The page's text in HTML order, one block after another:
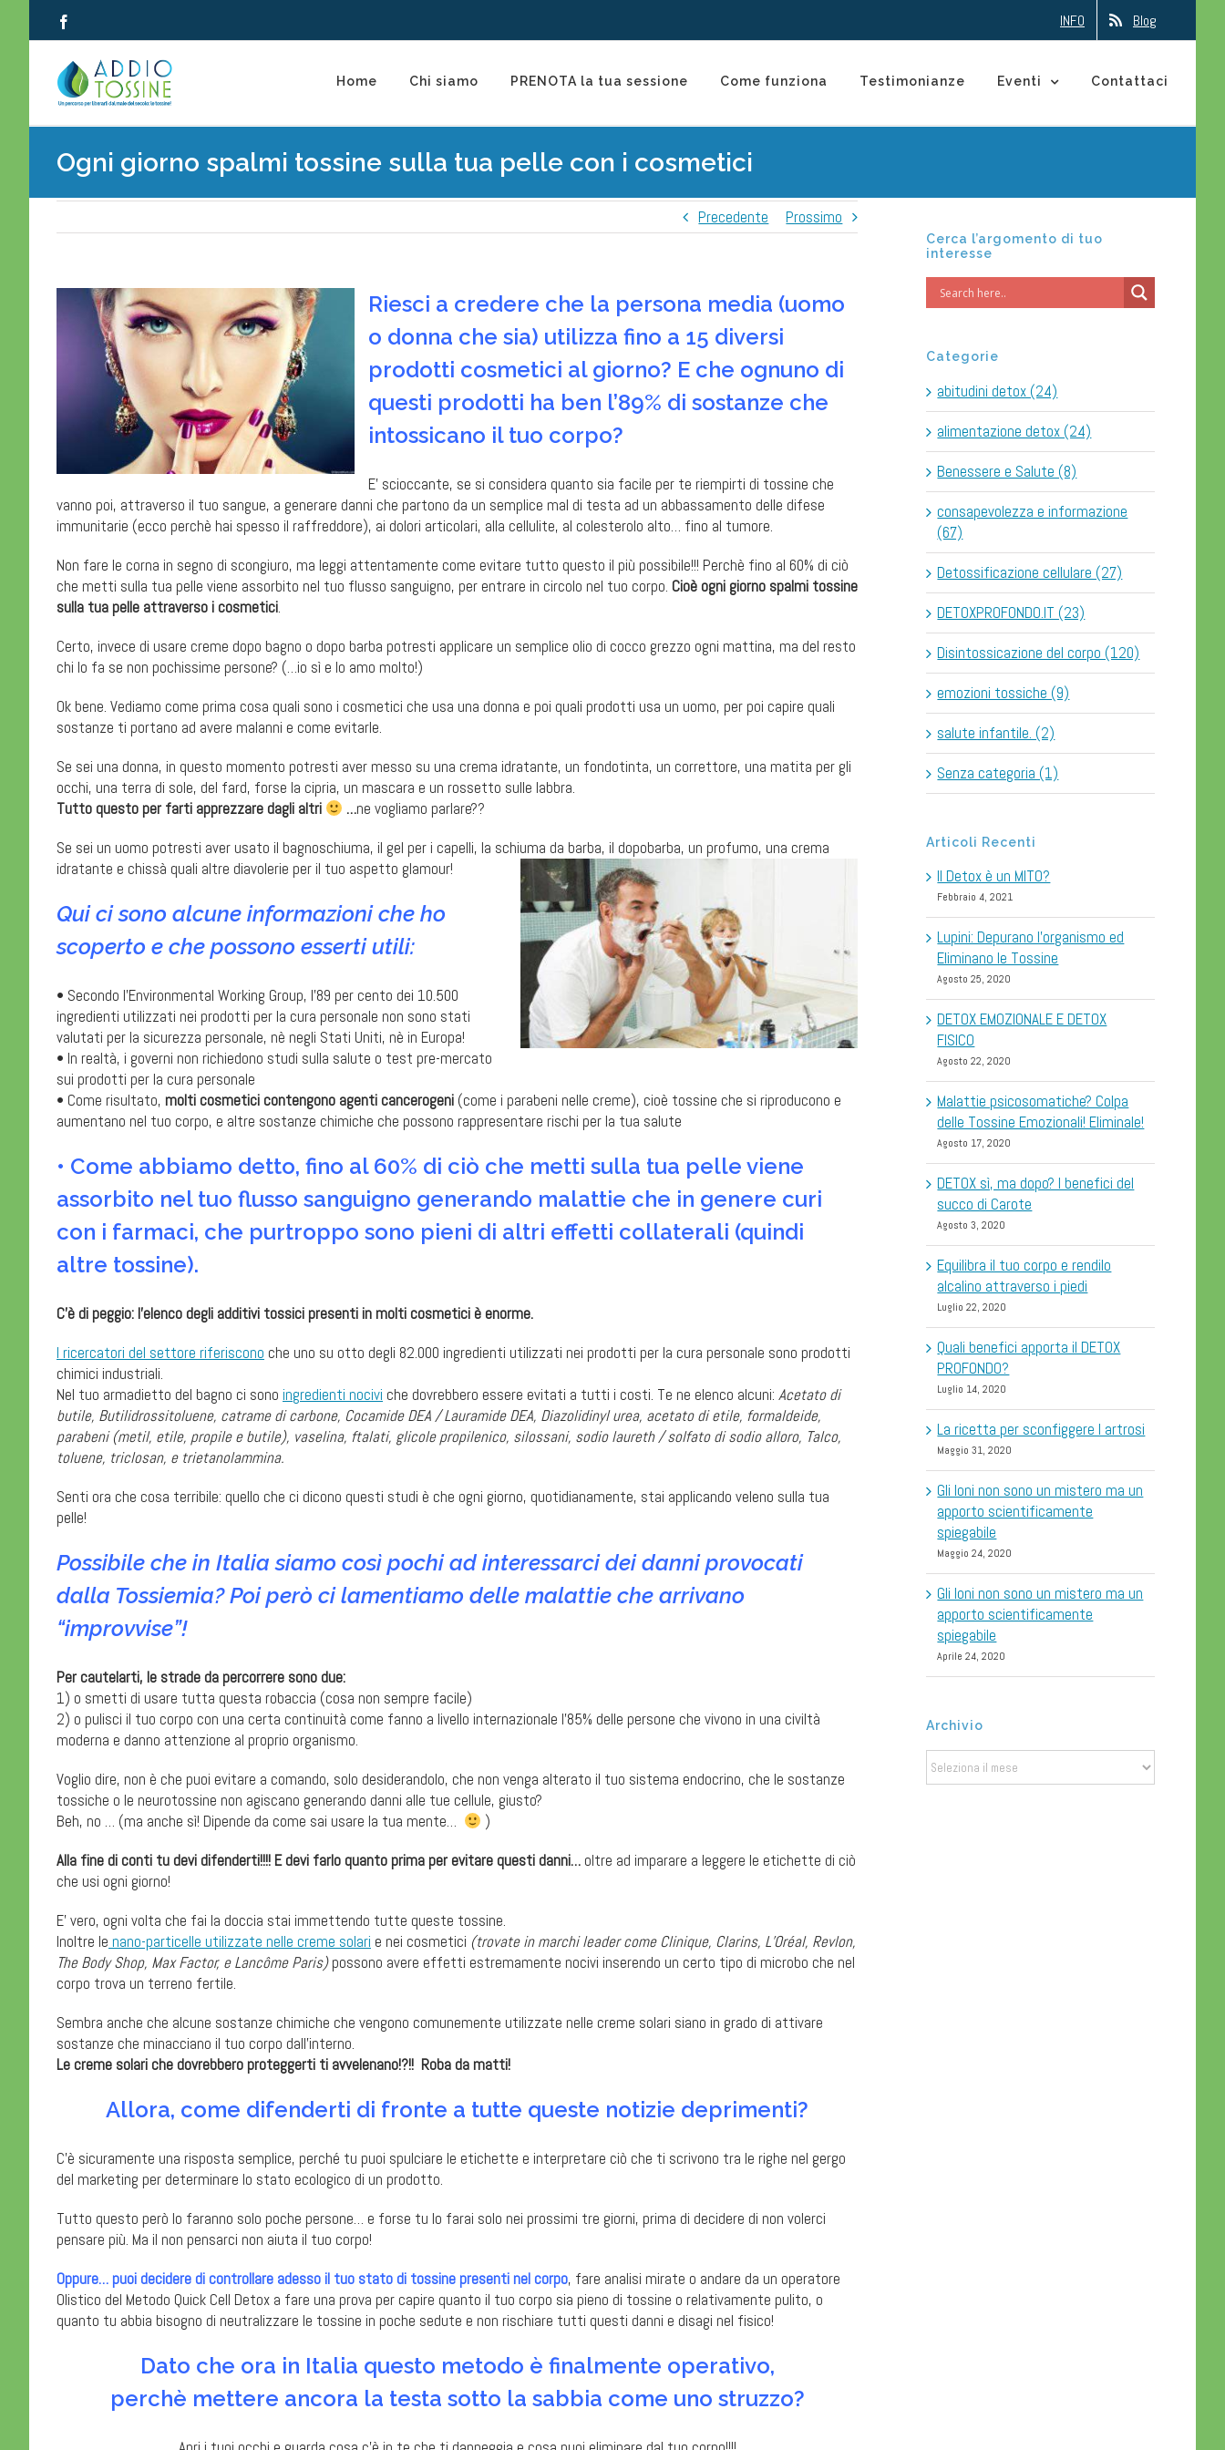
INFO Blog
Home Chi siamo PRENOTA la tua sessione Come funziona Testimonianze Eventi Contattaci
Ogni giorno spalmi tossine sulla tua pelle con i cosmetici
Precedente Prossimo
Riesci a credere che la persona media (uomo
o donna che sia) utilizza fino a 15 diversi
prodotti cosmetici al giorno? E che ognuno di
questi prodotti ha ben l’89% di sostanze che
intossicano il tuo corpo?
E’ scioccante, se si considera quanto sia facile per te riempirti di tossine che
vanno poi, attraverso il tuo sangue, a generare danni che partono da un semplice mal di testa ad un abbassamento delle difese
immunitarie (ecco perchè hai spesso il raffreddore), ai dolori articolari, alla cellulite, al colesterolo alto… fino al tumore.
Non fare le corna in segno di scongiuro, ma leggi attentamente come evitare tutto questo il più possibile!!! Perchè fino al 60% di ciò
che metti sulla tua pelle viene assorbito nel tuo flusso sanguigno, per entrare in circolo nel tuo corpo. Cioè ogni giorno spalmi tossine
sulla tua pelle attraverso i cosmetici.
Certo, invece di usare creme dopo bagno o dopo barba potresti applicare un semplice olio di cocco grezzo ogni mattina, ma del resto
chi lo fa se non pochissime persone? (…io sì e lo amo molto!)
Ok bene. Vediamo come prima cosa quali sono i cosmetici che usa una donna e poi quali prodotti usa un uomo, per poi capire quali
sostanze ti portano ad avere malanni e come evitarle.
Se sei una donna, in questo momento potresti aver messo su una crema idratante, un fondotinta, un correttore, una matita per gli
occhi, una terra di sole, del fard, forse la cipria, un mascara e un rossetto sulle labbra.
Tutto questo per farti apprezzare dagli altri
…ne vogliamo parlare??
Se sei un uomo potresti aver usato il bagnoschiuma, il gel per i capelli, la schiuma da barba, il dopobarba, un profumo, una crema
idratante e chissà quali altre diavolerie per il tuo aspetto glamour!
Qui ci sono alcune informazioni che ho
scoperto e che possono esserti utili:
• Secondo l’Environmental Working Group, l’89 per cento dei 10.500
ingredienti utilizzati nei prodotti per la cura personale non sono stati
valutati per la sicurezza personale, nè negli Stati Uniti, nè in Europa!
• In realtà, i governi non richiedono studi sulla salute o test pre-mercato
sui prodotti per la cura personale
• Come risultato, molti cosmetici contengono agenti cancerogeni (come i parabeni nelle creme), cioè tossine che si riproducono e
aumentano nel tuo corpo, e altre sostanze chimiche che possono rappresentare rischi per la tua salute
• Come abbiamo detto, fino al 60% di ciò che metti sulla tua pelle viene
assorbito nel tuo flusso sanguigno generando malattie che in genere curi
con i farmaci, che purtroppo sono pieni di altri effetti collaterali (quindi
altre tossine).
C’è di peggio: l’elenco degli additivi tossici presenti in molti cosmetici è enorme.
I ricercatori del settore riferiscono che uno su otto degli 82.000 ingredienti utilizzati nei prodotti per la cura personale sono prodotti
chimici industriali.
Nel tuo armadietto del bagno ci sono ingredienti nocivi che dovrebbero essere evitati a tutti i costi. Te ne elenco alcuni: Acetato di
butile, Butilidrossitoluene, catrame di carbone, Cocamide DEA / Lauramide DEA, Diazolidinyl urea, acetato di etile, formaldeide,
parabeni (metil, etile, propile e butile), vaselina, ftalati, glicole propilenico, silossani, sodio laureth / solfato di sodio alloro, Talco,
toluene, triclosan, e trietanolammina.
Senti ora che cosa terribile: quello che ci dicono questi studi è che ogni giorno, quotidianamente, stai applicando veleno sulla tua
pelle!
Possibile che in Italia siamo così pochi ad interessarci dei danni provocati
dalla Tossiemia?Poi però ci lamentiamo delle malattie che arrivano
“improvvise”!
Per cautelarti, le strade da percorrere sono due:
1) o smetti di usare tutta questa robaccia (cosa non sempre facile)
2) o pulisci il tuo corpo con una certa continuità come fanno a livello internazionale l’85% delle persone che vivono in una civiltà
moderna e danno attenzione al proprio organismo.
Voglio dire, non è che puoi evitare a comando, solo desiderandolo, che non venga alterato il tuo sistema endocrino, che le sostanze
tossiche o le neurotossine non agiscano generando danni alle tue cellule, giusto?
Beh, no … (ma anche sì! Dipende da come sai usare la tua mente…
)
Alla fine di conti tu devi difenderti!!!! E devi farlo quanto prima per evitare questi danni… oltre ad imparare a leggere le etichette di ciò
che usi ogni giorno!
E’ vero, ogni volta che fai la doccia stai immettendo tutte queste tossine.
Inoltre le nano-particelle utilizzate nelle creme solari e nei cosmetici (trovate in marchi leader come Clinique, Clarins, L’Oréal, Revlon,
The Body Shop, Max Factor, e Lancôme Paris)possono avere effetti estremamente nocivi inserendo un certo tipo di microbo che nel
corpo trova un terreno fertile.
Sembra anche che alcune sostanze chimiche che vengono comunemente utilizzate nelle creme solari siano in grado di attivare
sostanze che minacciano il tuo corpo dall’interno.
Le creme solari che dovrebbero proteggerti ti avvelenano!?!! Roba da matti!
Allora, come difenderti di fronte a tutte queste notizie deprimenti?
C’è sicuramente una risposta semplice, perché tu puoi spulciare le etichette e interpretare ciò che ti scrivono tra le righe nel gergo
del marketing per determinare lo stato ecologico di un prodotto.
Tutto questo però lo faranno solo poche persone… e forse tu lo farai solo nei prossimi tre giorni, prima di decidere di non volerci
pensare più. Ma il non pensarci non aiuta il tuo corpo!
Oppure… puoi decidere di controllare adesso il tuo stato di tossine presenti nel corpo, fare analisi mirate o andare da un operatore
Olistico del Metodo Quick Cell Detox a fare una prova per capire quanto il tuo corpo sia pieno di tossine o relativamente pulito, o
quanto tu abbia bisogno di neutralizzare le tossine in poche sedute e non rischiare tutti questi danni e disagi nel fisico!
Dato che ora in Italia questo metodo è finalmente operativo,
perchè mettere ancora la testa sotto la sabbia come uno struzzo?
Cerca l’argomento di tuo
interesse
Categorie
abitudini detox (24)
alimentazione detox (24)
Benessere e Salute (8)
consapevolezza e informazione
(67)
Detossificazione cellulare (27)
DETOXPROFONDO.IT (23)
Disintossicazione del corpo (120)
emozioni tossiche (9)
salute infantile. (2)
Senza categoria (1)
Articoli Recenti
Il Detox è un MITO?
Febbraio 4, 2021
Lupini: Depurano l’organismo ed
Eliminano le Tossine
Agosto 25, 2020
DETOX EMOZIONALE E DETOX
FISICO
Agosto 22, 2020
Malattie psicosomatiche? Colpa
delle Tossine Emozionali! Eliminale!
Agosto 17, 2020
DETOX sì, ma dopo? I benefici del
succo di Carote
Agosto 3, 2020
Equilibra il tuo corpo e rendilo
alcalino attraverso i piedi
Luglio 22, 2020
Quali benefici apporta il DETOX
PROFONDO?
Luglio 14, 2020
La ricetta per sconfiggere l artrosi
Maggio 31, 2020
Gli Ioni non sono un mistero ma un
apporto scientificamente
spiegabile
Maggio 24, 2020
Gli Ioni non sono un mistero ma un
apporto scientificamente
spiegabile
Aprile 24, 2020
Archivio
Archivio